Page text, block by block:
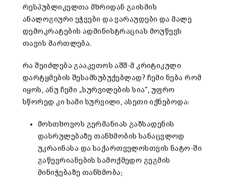
რესპუბლიკელთა მხრიდან გაისმის
ანალოგიური ეჭვები და ვარაუდები და მალე
დემოკრატების ადმინისტრაციას მოუწევს
თავის მართლება.
რა შეიძლება გააკეთოს აშშ-მ კრიტიკული
დარტყმების შესამსუბუქებლად? ჩემი ნება რომ
იყოს, ანუ ჩემი „სურვილების სია“, უფრო
სწორედ კი სამი სურვილი, ასეთი იქნებოდა:
მოსთხოვოს გერმანიას გაზსადენის
დასრულებაზე თანხმობის სანაცვლოდ
უკრაინასა და საქართველოსთვის ნატო-ში
გაწევრიანების სამოქმედო გეგმის
მინიჭებაზე თანხმობა;